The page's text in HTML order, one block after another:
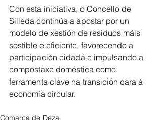
Con esta iniciativa, o Concello de
Silleda continúa a apostar por un
modelo de xestión de residuos máis
sostible e eficiente, favorecendo a
participación cidadá e impulsando a
compostaxe doméstica como
ferramenta clave na transición cara á
economía circular.
Comarca de Deza